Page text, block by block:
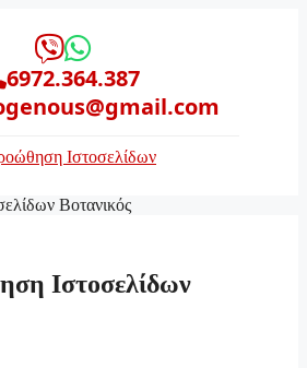
6972.364.387
Ιστοσελίδων